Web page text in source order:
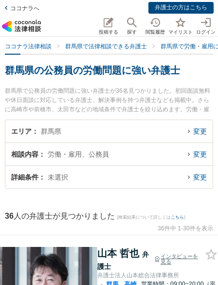
ココナラへ 弁護士の方はこちら
投稿する 探す 閲覧履歴 マイリスト ログイン
ココナラ法律相談 群馬県で法律相談できる弁護士 群馬県で労働・雇用
群馬県の公務員の労働問題に強い弁護士
群馬県で公務員の労働問題に強い弁護士が36名見つかりました。初回面談無料
や休日面談に対応している弁護士、解決事例を持つ弁護士なども掲載中。さら
に高崎市や前橋市、太田市などの地域条件で弁護士を絞り込めます。労働・雇
用に関係する不当解雇や退職勧奨、内定取消等の細かな分野での絞り込み検索
もでき便利です。特に弁護士法人山本総合法律事務所の山本 哲也弁護士や髙野
『群馬県で土日や夜間に発生した公務員の労働問題のトラブルを今すぐに弁護
士に相談したい』『公務員の労働問題のトラブル解決の実績豊富な近くの弁護
士を検索したい』『初回相談無料で公務員の労働問題を法律相談できる群馬県
エリア 群馬県 変更
相談内容 労働・雇用、公務員 変更
詳細条件 未選択 変更
36 人の弁護士が見つかりました (検索結果について詳しくは こちら)
36件中 1-30件を表示
山本 哲也 弁
護士
インタビューを
見る
弁護士法人山本総合法律事務所